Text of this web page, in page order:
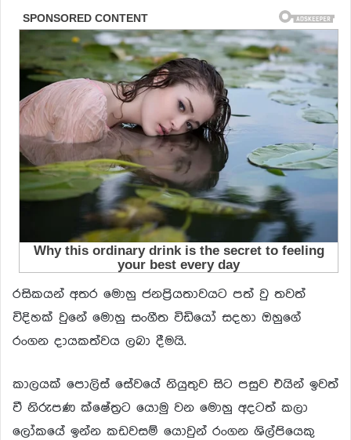
රසිකයන් අතර මොහු ජනප්‍රියතාවයට පත් වු තවත්
විදිහක් වුනේ මොහු සංගීත විඩියෝ සදහා ඔහුගේ
රංගන දායකත්වය ලබා දීමයි.
කාලයක් පොලිස් සේවයේ නියුතුව සිට පසුව එයින් ඉවත්
වී නිරුපණ ක්ෂේත්‍ර‍ට යොමු වන මොහු අදටත් කලා
ලෝකයේ ඉන්න කඩවසම් යොවුන් රංගන ශිල්පියෙකු